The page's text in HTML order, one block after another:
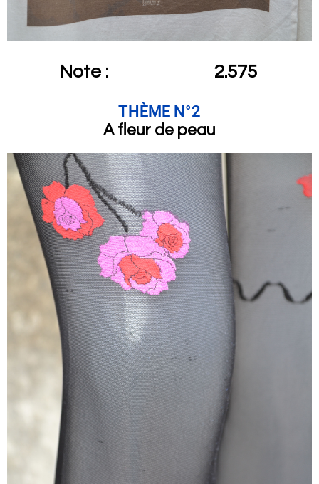
Note : 2.575
THÈME N°2
A fleur de peau